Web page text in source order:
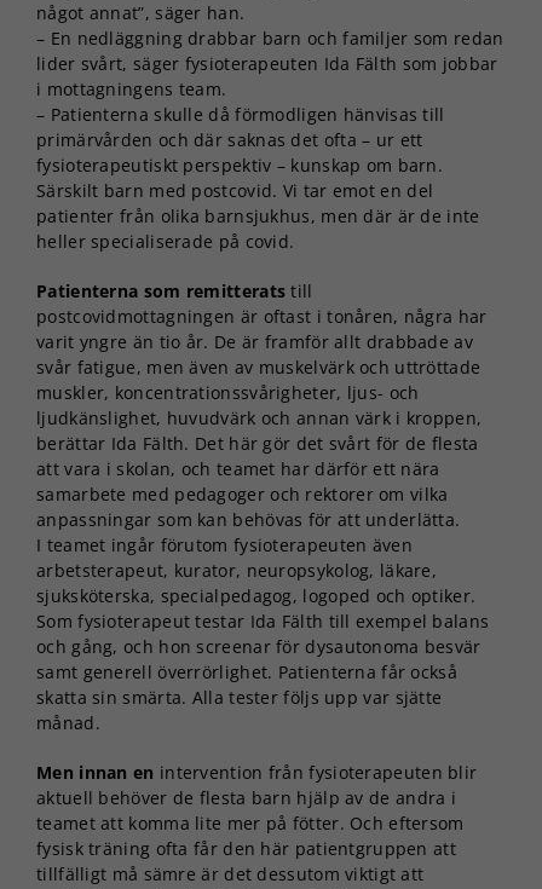
något annat”, säger han.
– En nedläggning drabbar barn och familjer som redan
lider svårt, säger fysioterapeuten Ida Fälth som jobbar
i mottagningens team.
– Patienterna skulle då förmodligen hänvisas till
primärvården och där saknas det ofta – ur ett
fysioterapeutiskt perspektiv – kunskap om barn.
Särskilt barn med postcovid. Vi tar emot en del
patienter från olika barnsjukhus, men där är de inte
heller specialiserade på covid.
Patienterna som remitterats till
postcovidmottagningen är oftast i tonåren, några har
varit yngre än tio år. De är framför allt drabbade av
svår fatigue, men även av muskelvärk och uttröttade
muskler, koncentrationssvårigheter, ljus- och
ljudkänslighet, huvudvärk och annan värk i kroppen,
berättar Ida Fälth. Det här gör det svårt för de flesta
att vara i skolan, och teamet har därför ett nära
samarbete med pedagoger och rektorer om vilka
anpassningar som kan behövas för att underlätta.
I teamet ingår förutom fysioterapeuten även
arbetsterapeut, kurator, neuropsykolog, läkare,
sjuksköterska, specialpedagog, logoped och optiker.
Som fysioterapeut testar Ida Fälth till exempel balans
och gång, och hon screenar för dysautonoma besvär
samt generell överrörlighet. Patienterna får också
skatta sin smärta. Alla tester följs upp var sjätte
månad.
Men innan en intervention från fysioterapeuten blir
aktuell behöver de flesta barn hjälp av de andra i
teamet att komma lite mer på fötter. Och eftersom
fysisk träning ofta får den här patientgruppen att
tillfälligt må sämre är det dessutom viktigt att